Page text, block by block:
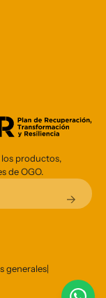
productos,
de OGO.
generales|